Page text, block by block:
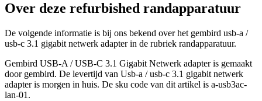
Over deze refurbished randapparatuur
De volgende informatie is bij ons bekend over het gembird usb-a /
usb-c 3.1 gigabit netwerk adapter in de rubriek randapparatuur.
Gembird USB-A / USB-C 3.1 Gigabit Netwerk adapter is gemaakt
door gembird. De levertijd van Usb-a / usb-c 3.1 gigabit netwerk
adapter is morgen in huis. De sku code van dit artikel is a-usb3ac-
lan-01.